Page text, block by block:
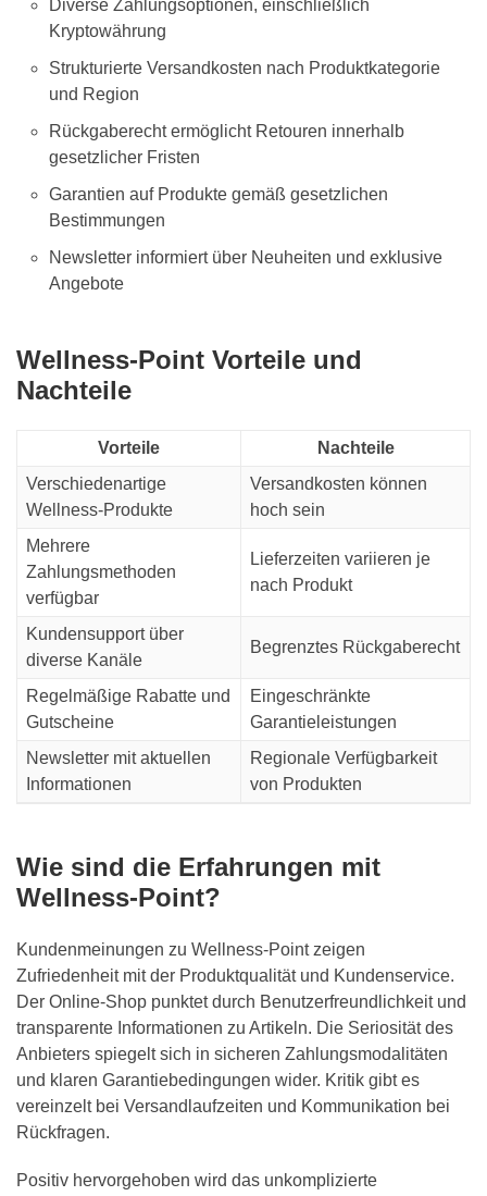
Diverse Zahlungsoptionen, einschließlich
Kryptowährung
Strukturierte Versandkosten nach Produktkategorie
und Region
Rückgaberecht ermöglicht Retouren innerhalb
gesetzlicher Fristen
Garantien auf Produkte gemäß gesetzlichen
Bestimmungen
Newsletter informiert über Neuheiten und exklusive
Angebote
Wellness-Point Vorteile und
Nachteile
Vorteile
Nachteile
Verschiedenartige
Wellness-Produkte
Versandkosten können
hoch sein
Mehrere
Zahlungsmethoden
verfügbar
Lieferzeiten variieren je
nach Produkt
Kundensupport über
diverse Kanäle
Begrenztes Rückgaberecht
Regelmäßige Rabatte und
Gutscheine
Eingeschränkte
Garantieleistungen
Newsletter mit aktuellen
Informationen
Regionale Verfügbarkeit
von Produkten
Wie sind die Erfahrungen mit
Wellness-Point?
Kundenmeinungen zu Wellness-Point zeigen
Zufriedenheit mit der Produktqualität und Kundenservice.
Der Online-Shop punktet durch Benutzerfreundlichkeit und
transparente Informationen zu Artikeln. Die Seriosität des
Anbieters spiegelt sich in sicheren Zahlungsmodalitäten
und klaren Garantiebedingungen wider. Kritik gibt es
vereinzelt bei Versandlaufzeiten und Kommunikation bei
Rückfragen.
Positiv hervorgehoben wird das unkomplizierte